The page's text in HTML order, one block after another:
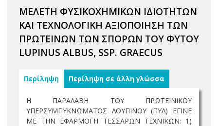
ΜΕΛΕΤΗ ΦΥΣΙΚΟΧΗΜΙΚΩΝ ΙΔΙΟΤΗΤΩΝ
ΚΑΙ ΤΕΧΝΟΛΟΓΙΚΗ ΑΞΙΟΠΟΙΗΣΗ ΤΩΝ
ΠΡΩΤΕΙΝΩΝ ΤΩΝ ΣΠΟΡΩΝ ΤΟΥ ΦΥΤΟΥ
LUPINUS ALBUS, SSP. GRAECUS
Περίληψη Περίληψη σε άλλη γλώσσα
Η ΠΑΡΑΛΑΒΗ ΤΟΥ ΠΡΩΤΕΙΝΙΚΟΥ
ΥΠΕΡΣΥΜΠΥΚΝΩΜΑΤΟΣ ΛΟΥΠΙΝΟΥ (ΠΥΛ) ΕΓΙΝΕ
ΜΕ ΤΗΝ ΕΦΑΡΜΟΓΗ ΤΕΣΣΑΡΩΝ ΤΕΧΝΙΚΩΝ: 1)